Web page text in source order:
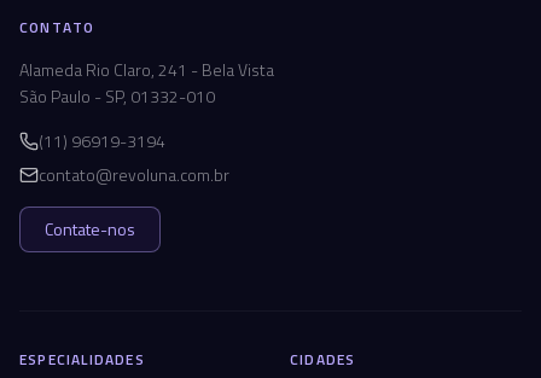
CONTATO
Alameda Rio Claro, 241 - Bela Vista
São Paulo - SP, 01332-010
(11) 96919-3194
contato@revoluna.com.br
Contate-nos
ESPECIALIDADES CIDADES